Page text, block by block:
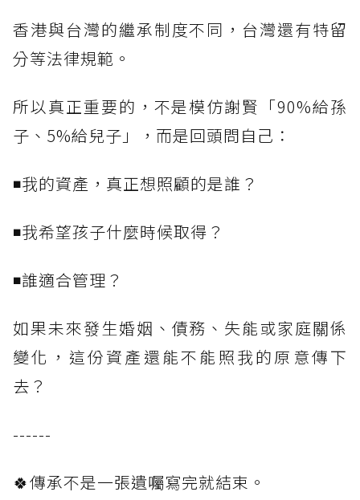
香港與台灣的繼承制度不同，台灣還有特留
分等法律規範。
所以真正重要的，不是模仿謝賢「90%給孫
子、5%給兒子」，而是回頭問自己：
◾我的資產，真正想照顧的是誰？
◾我希望孩子什麼時候取得？
◾誰適合管理？
如果未來發生婚姻、債務、失能或家庭關係
變化，這份資產還能不能照我的原意傳下
去？
------
🍀傳承不是一張遺囑寫完就結束。